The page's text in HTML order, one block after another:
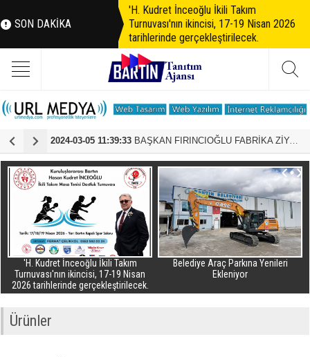
SON DAKİKA
'H. Kudret İnceoğlu İkili Takım
Turnuvası'nın ikincisi, 17-19 Nisan 2026
tarihlerinde gerçekleştirilecek.
2024-03-05 11:39:33 BAŞKAN FIRINCIOĞLU FABRİKA ZİYARETLERİNE DEVAM EDİYOR
'H. Kudret İnceoğlu İkili Takım
Turnuvası'nın ikincisi, 17-19 Nisan
2026 tarihlerinde gerçekleştirilecek.
Belediye Araç Parkına Yenileri
Ekleniyor
Ürünler